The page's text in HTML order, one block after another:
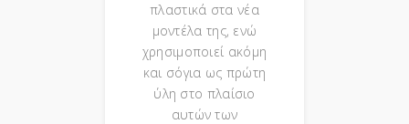
πλαστικά στα νέα
μοντέλα της, ενώ
χρησιμοποιεί ακόμη
και σόγια ως πρώτη
ύλη στο πλαίσιο
αυτών των